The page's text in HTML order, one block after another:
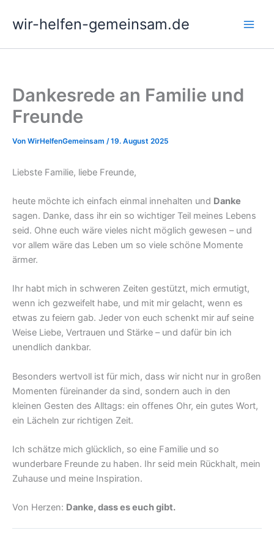
Inhaltwir-helfen-gemeinsam.de
Dankesrede an Familie und
Freunde
Von WirHelfenGemeinsam /19. August 2025
Liebste Familie, liebe Freunde,
heute möchte ich einfach einmal innehalten und Danke
sagen. Danke, dass ihr ein so wichtiger Teil meines Lebens
seid. Ohne euch wäre vieles nicht möglich gewesen – und
vor allem wäre das Leben um so viele schöne Momente
ärmer.
Ihr habt mich in schweren Zeiten gestützt, mich ermutigt,
wenn ich gezweifelt habe, und mit mir gelacht, wenn es
etwas zu feiern gab. Jeder von euch schenkt mir auf seine
Weise Liebe, Vertrauen und Stärke – und dafür bin ich
unendlich dankbar.
Besonders wertvoll ist für mich, dass wir nicht nur in großen
Momenten füreinander da sind, sondern auch in den
kleinen Gesten des Alltags: ein offenes Ohr, ein gutes Wort,
ein Lächeln zur richtigen Zeit.
Ich schätze mich glücklich, so eine Familie und so
wunderbare Freunde zu haben. Ihr seid mein Rückhalt, mein
Zuhause und meine Inspiration.
Von Herzen: Danke, dass es euch gibt.